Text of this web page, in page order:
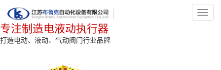
专注制造电液动执行器
打造电动、液动、气动阀门行业品牌